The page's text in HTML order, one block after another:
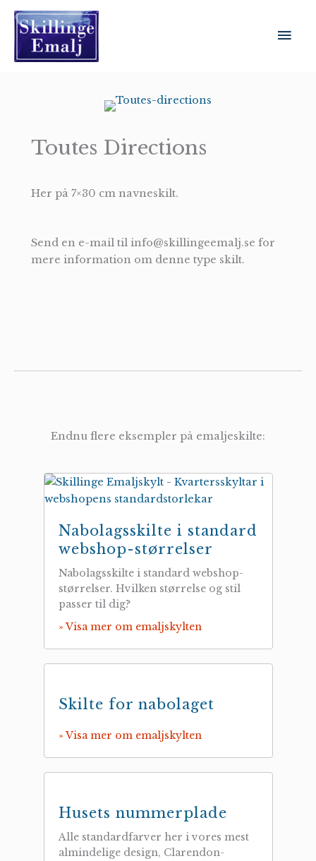
Gå
indholdet
Toutes Directions
Her på 7×30 cm navneskilt.
Send en e-mail til info@skillingeemalj.se for
mere information om denne type skilt.
Endnu flere eksempler på emaljeskilte:
Nabolagsskilte i standard
webshop-størrelser
Nabolagsskilte i standard webshop-
størrelser. Hvilken størrelse og stil
passer til dig?
» Visa mer om emaljskylten
Skilte for nabolaget
» Visa mer om emaljskylten
Husets nummerplade
Alle standardfarver her i vores mest
almindelige design, Clarendon-